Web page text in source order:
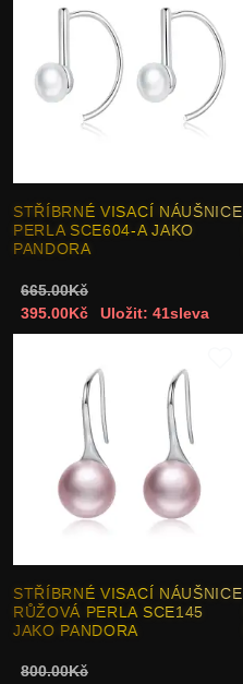
STŘÍBRNÉ VISACÍ NÁUŠNICE
PERLA SCE604-A JAKO
PANDORA
665.00Kč
395.00Kč
Uložit: 41sleva
STŘÍBRNÉ VISACÍ NÁUŠNICE
RŮŽOVÁ PERLA SCE145
JAKO PANDORA
800.00Kč